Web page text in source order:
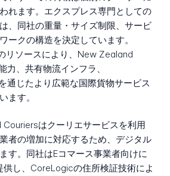
れます。エクスプレス専門としての
、同社の重量・サイズ制限、サービ
ークの構造を決定しています。
リソースにより、New Zealand
力、共有物流インフラ、
通じたより広範な国際貨物サービス
ます。
はクーリエサービスを利用
者の増加に対応するため、デジタル
す。同社はEコマース事業者向けに
供し、CoreLogicの住所検証技術によ